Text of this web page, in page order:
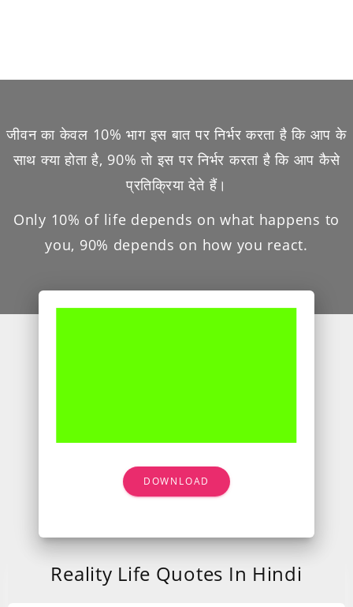
जीवन का केवल 10% भाग इस बात पर निर्भर करता है कि आप के
साथ क्या होता है, 90% तो इस पर निर्भर करता है कि आप कैसे
प्रतिक्रिया देते हैं।
Only 10% of life depends on what happens to
you, 90% depends on how you react.
DOWNLOAD
Reality Life Quotes In Hindi